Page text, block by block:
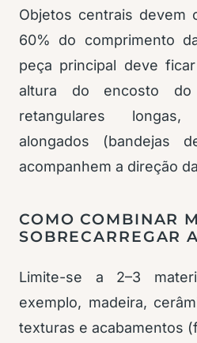
Objetos centrais devem
60% do comprimento
peça principal deve
altura do encosto
retangulares
alongados (bandejas
acompanhem a direção
COMO COMBINAR
SOBRECARREGAR
Limite-se a 2–3
exemplo, madeira,
texturas e acabamentos